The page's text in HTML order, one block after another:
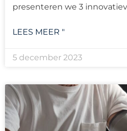
presenteren we 3
LEES MEER "
5 december 2023